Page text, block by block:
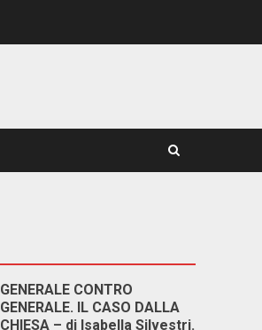
GENERALE CONTRO
GENERALE. IL CASO DALLA
CHIESA – di Isabella Silvestri.